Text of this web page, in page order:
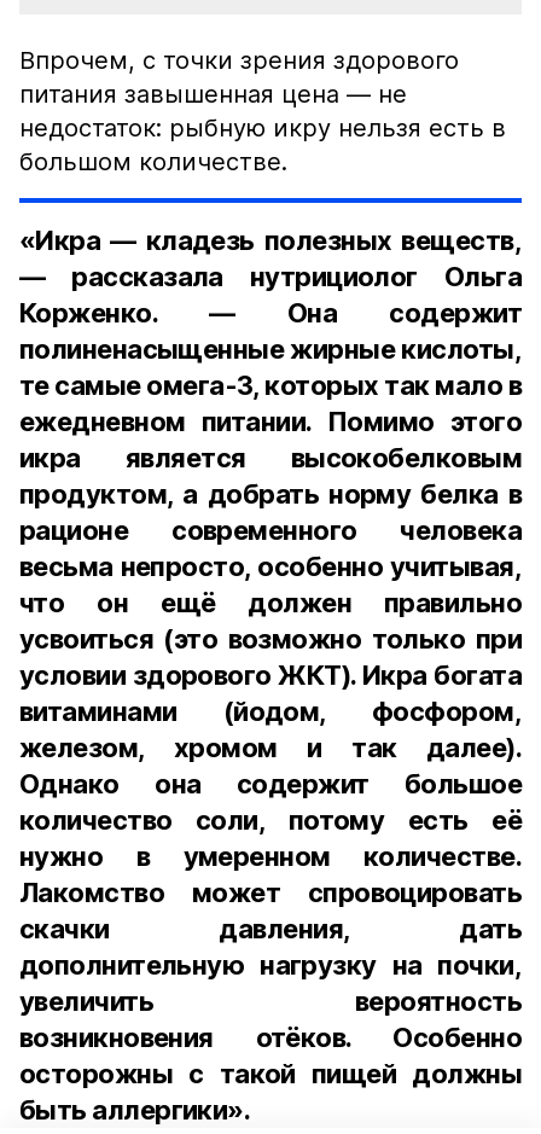
Впрочем, с точки зрения здорового
питания завышенная цена — не
недостаток: рыбную икру нельзя есть в
большом количестве.
«Икра — кладезь полезных веществ,
— рассказала нутрициолог Ольга
Корженко. — Она содержит
полиненасыщенные жирные кислоты,
те самые омега-3, которых так мало в
ежедневном питании. Помимо этого
икра является высокобелковым
продуктом, а добрать норму белка в
рационе современного человека
весьма непросто, особенно учитывая,
что он ещё должен правильно
усвоиться (это возможно только при
условии здорового ЖКТ). Икра богата
витаминами (йодом, фосфором,
железом, хромом и так далее).
Однако она содержит большое
количество соли, потому есть её
нужно в умеренном количестве.
Лакомство может спровоцировать
скачки давления, дать
дополнительную нагрузку на почки,
увеличить вероятность
возникновения отёков. Особенно
осторожны с такой пищей должны
быть аллергики».